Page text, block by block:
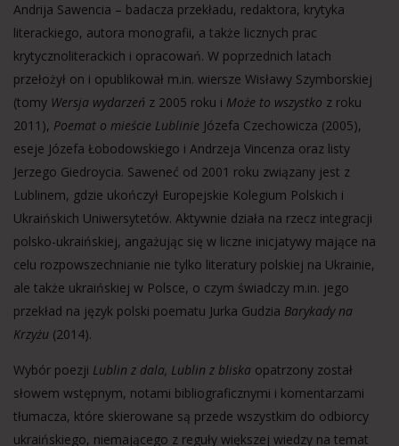
Andrija Sawencia – badacza przekładu, redaktora, krytyka
literackiego, autora monografii, a także licznych prac
krytycznoliterackich i opracowań. W poprzednich latach
przełożył on i opublikował m.in. wiersze Wisławy Szymborskiej
(tomy Wersja wydarzeń z 2005 roku i Może to wszystko z roku
2011), Poemat o mieście Lublinie Józefa Czechowicza (2005),
eseje Józefa Łobodowskiego i Andrzeja Vincenza oraz listy
Jerzego Giedroycia. Saweneć od 2001 roku związany jest z
Lublinem, gdzie ukończył Europejskie Kolegium Polskich i
Ukraińskich Uniwersytetów. Aktywnie działa na rzecz integracji
polsko-ukraińskiej, angażując się w liczne inicjatywy mające na
celu rozpowszechnianie nie tylko literatury polskiej na Ukrainie,
ale także ukraińskiej w Polsce, o czym świadczy m.in. jego
przekład na język polski poematu Jurka Gudzia Barykady na
Krzyżu (2014).
Wybór poezji Lublin z dala, Lublin z bliska opatrzony został
słowem wstępnym, notami bibliograficznymi i komentarzami
tłumacza, które skierowane są przede wszystkim do odbiorcy
ukraińskiego, niemającego z reguły większej wiedzy na temat